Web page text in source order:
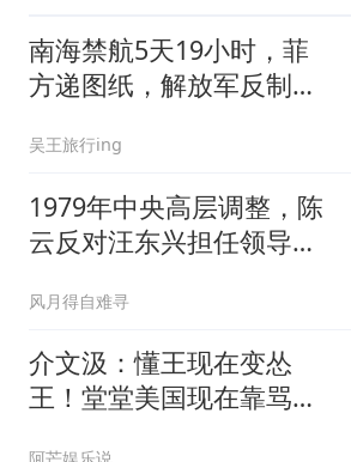
南海禁航5天19小时，菲
方递图纸，解放军反制组
吴王旅行ing
1979年中央高层调整，陈
云反对汪东兴担任领导职
风月得自难寻
介文汲：懂王现在变怂
王！堂堂美国现在靠骂人
阿芒娱乐说